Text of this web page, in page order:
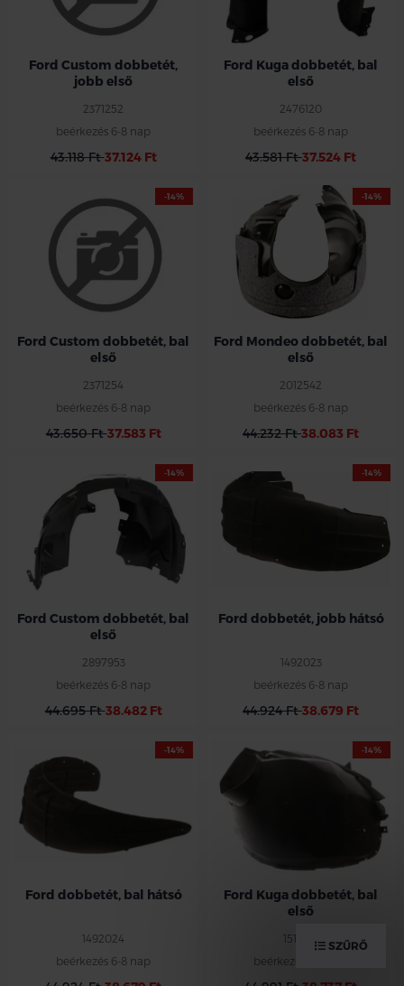
SZŰRŐ
Ford Custom dobbetét,
jobb első
2371252
beérkezés 6-8 nap
43.118 Ft37.124 Ft
Ford Kuga dobbetét, bal
első
2476120
beérkezés 6-8 nap
43.581 Ft37.524 Ft
-14%
Ford Custom dobbetét, bal
első
2371254
beérkezés 6-8 nap
43.650 Ft37.583 Ft
-14%
Ford Mondeo dobbetét, bal
első
2012542
beérkezés 6-8 nap
44.232 Ft38.083 Ft
-14%
Ford Custom dobbetét, bal
első
2897953
beérkezés 6-8 nap
44.695 Ft38.482 Ft
-14%
Ford dobbetét, jobb hátsó
1492023
beérkezés 6-8 nap
44.924 Ft38.679 Ft
-14%
Ford dobbetét, bal hátsó
1492024
beérkezés 6-8 nap
Ford bal első dobbetét
-14%
Ford Kuga dobbetét, bal
első
1511053
beérkezés 6-8 nap